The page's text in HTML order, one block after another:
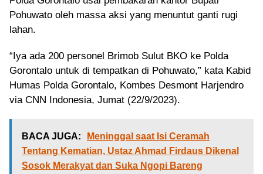
Pohuwato oleh massa aksi yang menuntut ganti rugi
lahan.
“Iya ada 200 personel Brimob Sulut BKO ke Polda
Gorontalo untuk di tempatkan di Pohuwato,” kata Kabid
Humas Polda Gorontalo, Kombes Desmont Harjendro
via CNN Indonesia, Jumat (22/9/2023).
BACA JUGA:
Meninggal saat Isi Ceramah
Tentang Kematian, Ustaz Ahmad Firdaus Dikenal
Sosok Merakyat dan Suka Ngopi Bareng